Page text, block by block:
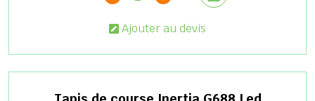
Ajouter au devis